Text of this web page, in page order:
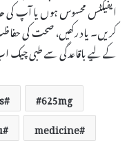
ایفیکٹس محسوس ہوں یا آپ کی
کریں۔ یاد رکھیں، صحت کی
کے لیے باقاعدگی سے طبی چیک
625mg
medicine